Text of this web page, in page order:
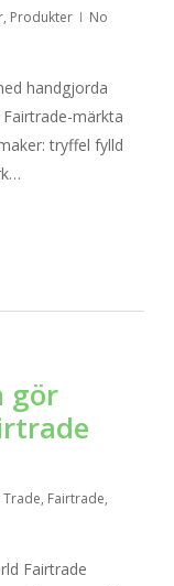
, Produkter
No
handgjorda
märkta
tryffel fylld
gör
Trade, Fairtrade,
Fairtrade